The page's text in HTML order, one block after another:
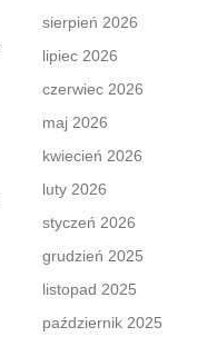
sierpień 2026
lipiec 2026
czerwiec 2026
maj 2026
kwiecień 2026
luty 2026
styczeń 2026
grudzień 2025
listopad 2025
październik 2025